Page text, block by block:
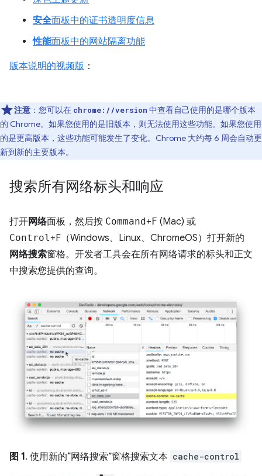
安全面板中的证书透明度信息
性能面板中的网站隔离功能
版本说明的视频版 ：
注意 ：您可以在 chrome://version 中查看自己使用的是哪个版本
的 Chrome。如果您使用的是旧版本，则无法使用这些功能。如果您使用
的是更高版本，这些功能可能发生了变化。Chrome 大约每 6 周会自动更
新到新的主要版本。
搜索所有网络标头和响应
打开网络面板，然后按 Command+F (Mac) 或
Control+F（Windows、Linux、ChromeOS）打开新的
网络搜索窗格。开发者工具会在所有网络请求的标头和正文
中搜索您提供的查询。
图 1. 使用新的“网络搜索”窗格搜索文本 cache-control